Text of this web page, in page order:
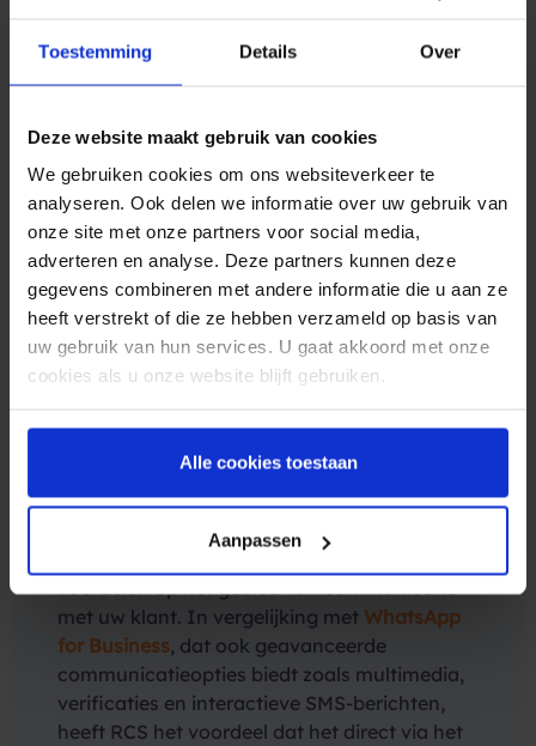
Toestemming Details Over
Deze website maakt gebruik van cookies
We gebruiken cookies om ons websiteverkeer te
analyseren. Ook delen we informatie over uw gebruik van
onze site met onze partners voor social media,
adverteren en analyse. Deze partners kunnen deze
gegevens combineren met andere informatie die u aan ze
heeft verstrekt of die ze hebben verzameld op basis van
uw gebruik van hun services. U gaat akkoord met onze
cookies als u onze website blijft gebruiken.
Alle cookies toestaan
Aanpassen
Veelgestelde vragen over RCS
Wat is RCS chat?
RCS staat voor Rich Communication Service.
rijkere functies dan een SMS-bericht zoals
groepschats, leesbevestigingen, typ-
indicatoren en de mogelijkheid om rijke
media-inhoud te versturen. RCS biedt tal van
met uw klant. In vergelijking met WhatsApp
for Business, dat ook geavanceerde
communicatieopties biedt zoals multimedia,
verificaties en interactieve SMS-berichten,
heeft RCS het voordeel dat het direct via het